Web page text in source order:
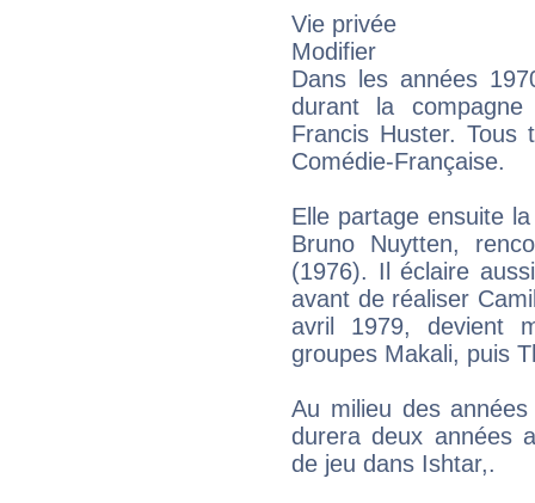
Vie privée
Modifier
Dans les années
durant la
Francis Huster. Tous
Comédie-Française.
Elle partage ensuite
Bruno Nuytten,
(1976). Il éclaire
avant de réaliser
avril 1979, devient
groupes Makali, puis
Au milieu des
durera deux années
de jeu dans Ishtar,.